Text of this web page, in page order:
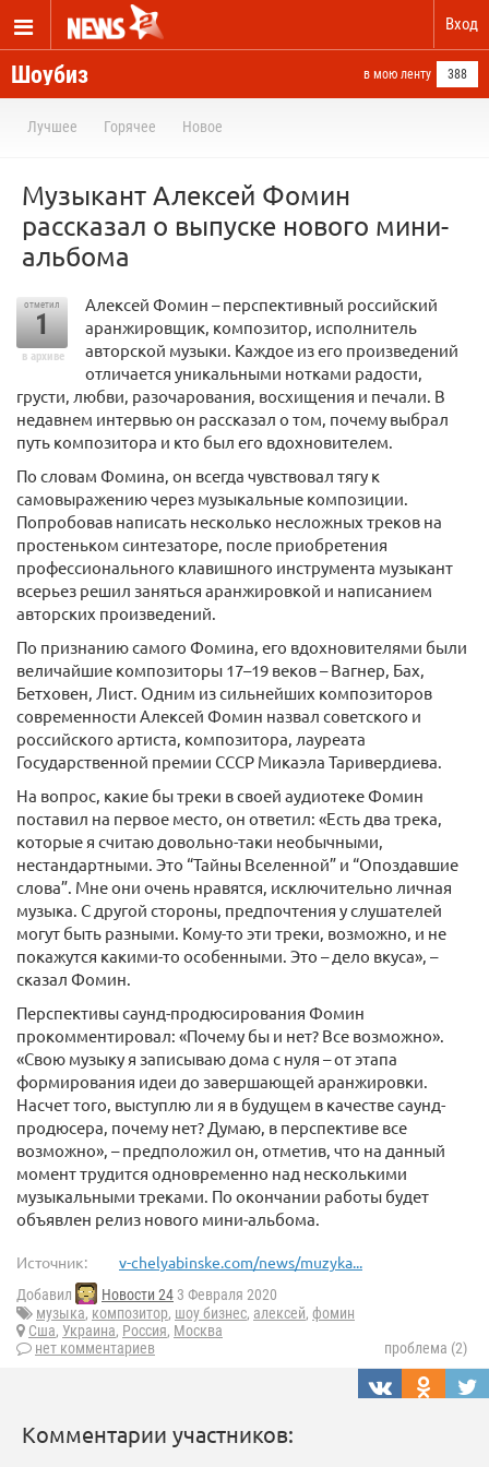
Вход
Шоубиз в мою ленту 388
Лучшее Горячее Новое
Музыкант Алексей Фомин
рассказал о выпуске нового мини-
альбома
отметил
1
в архиве
Алексей Фомин – перспективный российский
аранжировщик, композитор, исполнитель
авторской музыки. Каждое из его произведений
отличается уникальными нотками радости,
грусти, любви, разочарования, восхищения и печали. В
недавнем интервью он рассказал о том, почему выбрал
путь композитора и кто был его вдохновителем.
По словам Фомина, он всегда чувствовал тягу к
самовыражению через музыкальные композиции.
Попробовав написать несколько несложных треков на
простеньком синтезаторе, после приобретения
профессионального клавишного инструмента музыкант
всерьез решил заняться аранжировкой и написанием
авторских произведений.
По признанию самого Фомина, его вдохновителями были
величайшие композиторы 17–19 веков – Вагнер, Бах,
Бетховен, Лист. Одним из сильнейших композиторов
современности Алексей Фомин назвал советского и
российского артиста, композитора, лауреата
Государственной премии СССР Микаэла Таривердиева.
На вопрос, какие бы треки в своей аудиотеке Фомин
поставил на первое место, он ответил: «Есть два трека,
которые я считаю довольно-таки необычными,
нестандартными. Это “Тайны Вселенной” и “Опоздавшие
слова”. Мне они очень нравятся, исключительно личная
музыка. С другой стороны, предпочтения у слушателей
могут быть разными. Кому-то эти треки, возможно, и не
покажутся какими-то особенными. Это – дело вкуса», –
сказал Фомин.
Перспективы саунд-продюсирования Фомин
прокомментировал: «Почему бы и нет? Все возможно».
«Свою музыку я записываю дома с нуля – от этапа
формирования идеи до завершающей аранжировки.
Насчет того, выступлю ли я в будущем в качестве саунд-
продюсера, почему нет? Думаю, в перспективе все
возможно», – предположил он, отметив, что на данный
момент трудится одновременно над несколькими
музыкальными треками. По окончании работы будет
объявлен релиз нового мини-альбома.
Источник: v-chelyabinske.com/news/muzyka...
Добавил Новости 24 3 Февраля 2020
музыка, композитор, шоу бизнес, алексей, фомин
Сша, Украина, Россия, Москва
нет комментариев
проблема (2)
Комментарии участников: